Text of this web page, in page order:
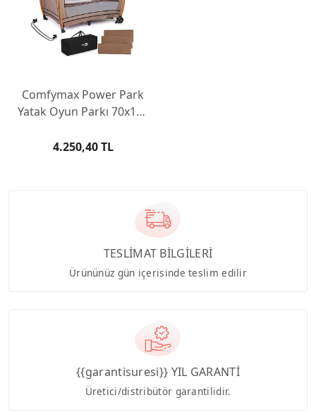
Comfymax Power Park
Yatak Oyun Parkı 70x110
4.250,40 TL
TESLİMAT BİLGİLERİ
Ürününüz gün içerisinde teslim edilir
{{garantisuresi}} YIL GARANTİ
Üretici/distribütör garantilidir.